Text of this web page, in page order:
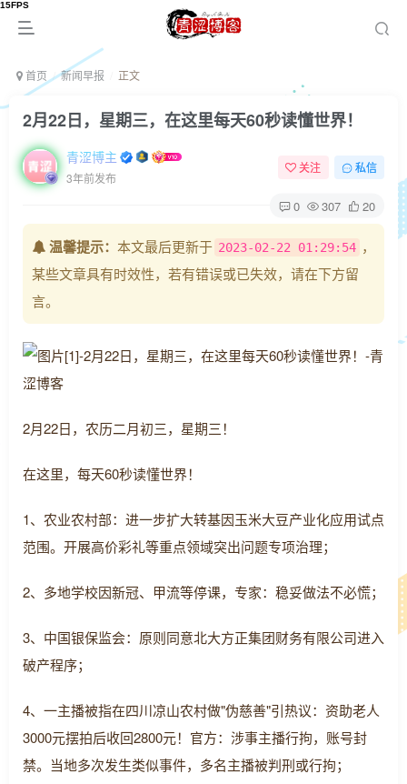
首页 新闻早报 正文
2月22日，星期三，在这里每天60秒读懂世界！
青涩博主
3年前发布
关注 私信
0 307 20
温馨提示： 本文最后更新于 2023-02-22 01:29:54 ，
某些文章具有时效性，若有错误或已失效，请在下方留
言。
2月22日，农历二月初三，星期三！
在这里，每天60秒读懂世界！
1、农业农村部：进一步扩大转基因玉米大豆产业化应用试点
范围。开展高价彩礼等重点领域突出问题专项治理；
2、多地学校因新冠、甲流等停课，专家：稳妥做法不必慌；
3、中国银保监会：原则同意北大方正集团财务有限公司进入
破产程序；
4、一主播被指在四川凉山农村做"伪慈善"引热议：资助老人
3000元摆拍后收回2800元！官方：涉事主播行拘，账号封
禁。当地多次发生类似事件，多名主播被判刑或行拘；